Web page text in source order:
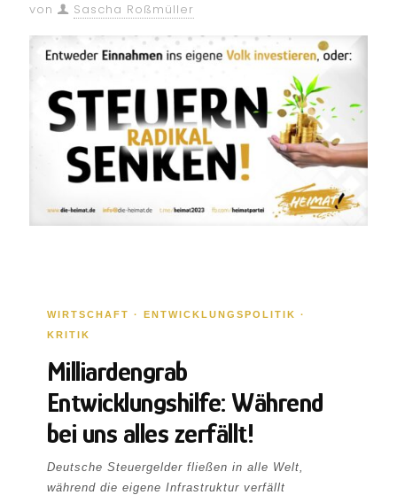
von Sascha Roßmüller
WIRTSCHAFT · ENTWICKLUNGSPOLITIK ·
KRITIK
Milliardengrab
Entwicklungshilfe: Während
bei uns alles zerfällt!
Deutsche Steuergelder fließen in alle Welt,
während die eigene Infrastruktur verfällt